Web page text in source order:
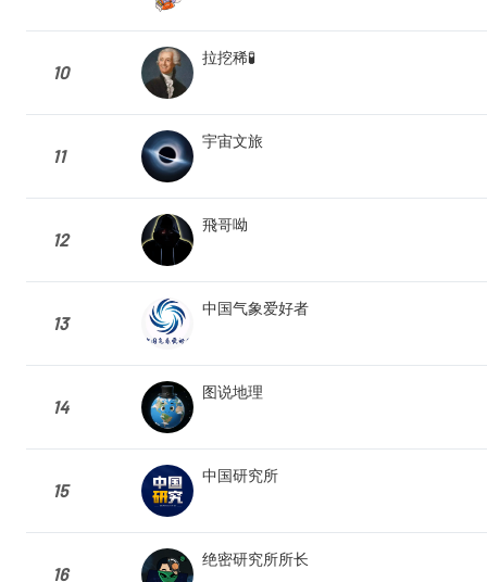
10
拉挖稀🧪
11
宇宙文旅
12
飛哥呦
13
中国气象爱好者
14
图说地理
15
中国研究所
16
绝密研究所所长